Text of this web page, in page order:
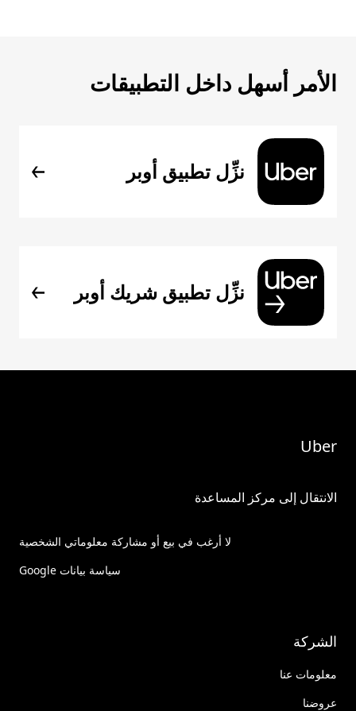
الأمر أسهل داخل التطبيقات
نزِّل تطبيق أوبر
نزِّل تطبيق شريك أوبر
Uber
الانتقال إلى مركز المساعدة
لا أرغب في بيع أو مشاركة معلوماتي الشخصية
سياسة بيانات Google
الشركة
معلومات عنا
عروضنا